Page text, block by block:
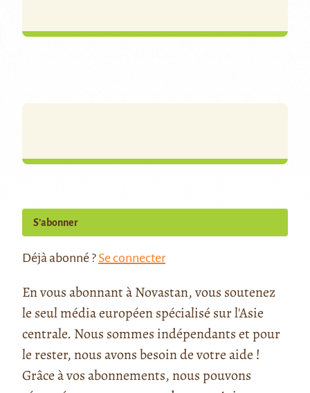
S’abonner
Déjà abonné ? Se connecter
En vous abonnant à Novastan, vous soutenez
le seul média européen spécialisé sur l'Asie
centrale. Nous sommes indépendants et pour
le rester, nous avons besoin de votre aide !
Grâce à vos abonnements, nous pouvons